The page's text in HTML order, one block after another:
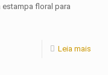
estampa floral para
Leia mais